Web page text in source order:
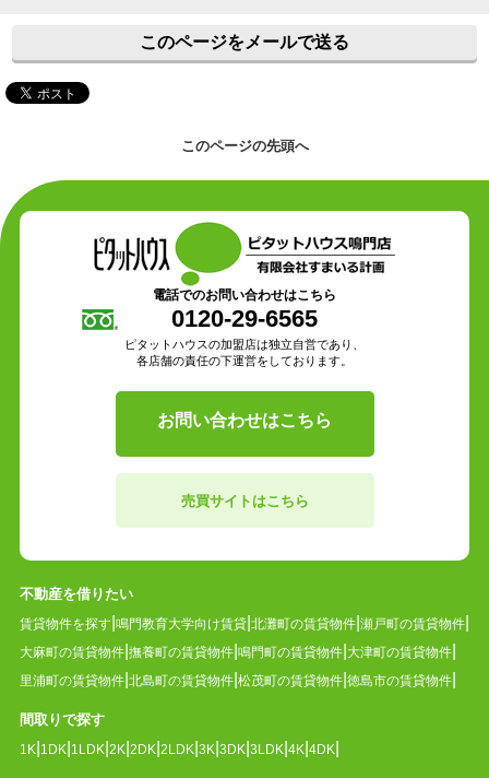
このページをメールで送る
このページの先頭へ
電話でのお問い合わせはこちら
0120-29-6565
ピタットハウスの加盟店は独立自営であり、
各店舗の責任の下運営をしております。
お問い合わせはこちら
売買サイトはこちら
不動産を借りたい
賃貸物件を探す 鳴門教育大学向け賃貸 北灘町の賃貸物件 瀬戸町の賃貸物件
大麻町の賃貸物件 撫養町の賃貸物件 鳴門町の賃貸物件 大津町の賃貸物件
里浦町の賃貸物件 北島町の賃貸物件 松茂町の賃貸物件 徳島市の賃貸物件
間取りで探す
1K 1DK 1LDK 2K 2DK 2LDK 3K 3DK 3LDK 4K 4DK